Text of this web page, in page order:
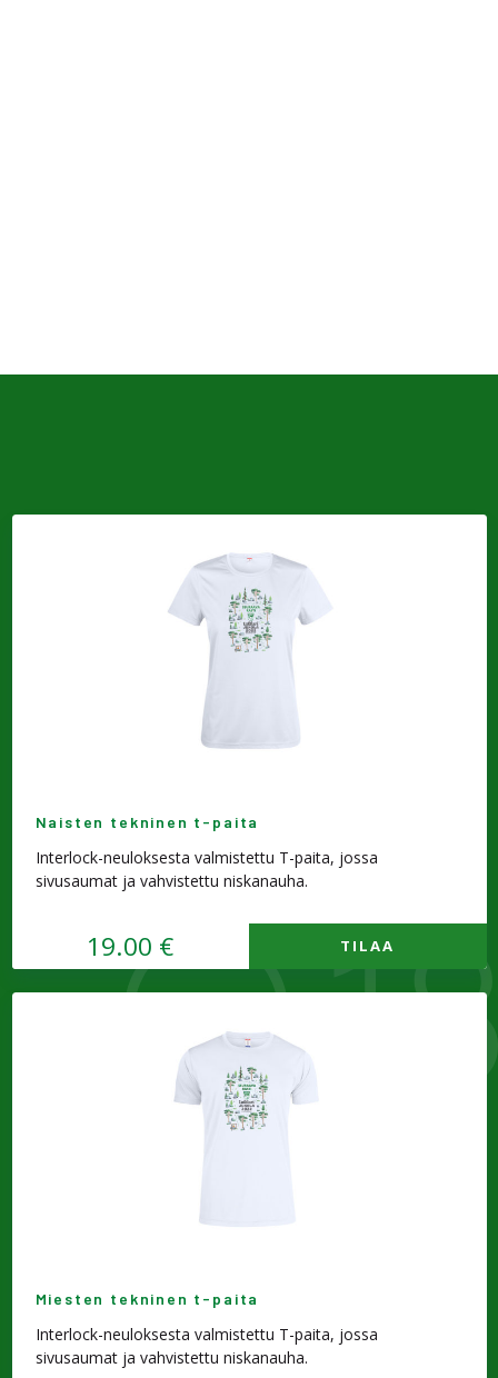
Naisten tekninen t-paita
Interlock-neuloksesta valmistettu T-paita, jossa
sivusaumat ja vahvistettu niskanauha.
19.00 € TILAA
Miesten tekninen t-paita
Interlock-neuloksesta valmistettu T-paita, jossa
sivusaumat ja vahvistettu niskanauha.